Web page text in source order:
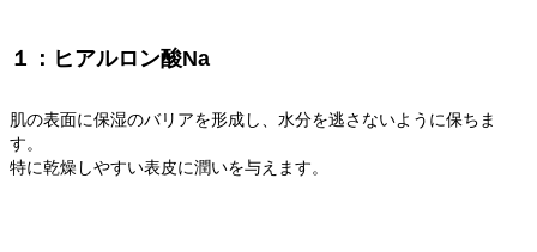
１：ヒアルロン酸Na
肌の表面に保湿のバリアを形成し、水分を逃さないように保ちま
す。
特に乾燥しやすい表皮に潤いを与えます。